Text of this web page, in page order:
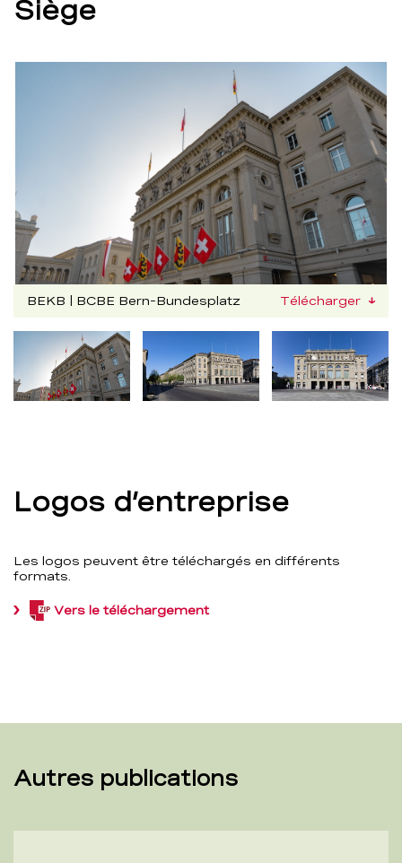
Siège
BEKB | BCBE Bern-Bundesplatz Télécharger
Nachfolgend
kann
die
obige
Logos d’entreprise
Les logos peuvent être téléchargés en différents
formats.
Vers le téléchargement
(ZIP,
Autres publications